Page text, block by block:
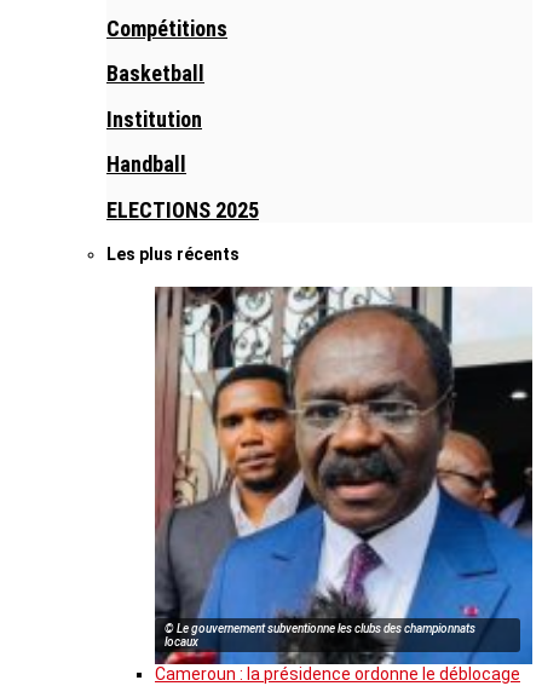
Compétitions
Basketball
Institution
Handball
ELECTIONS 2025
Les plus récents
© Le gouvernement subventionne les clubs des championnats
locaux
Cameroun : la présidence ordonne le déblocage